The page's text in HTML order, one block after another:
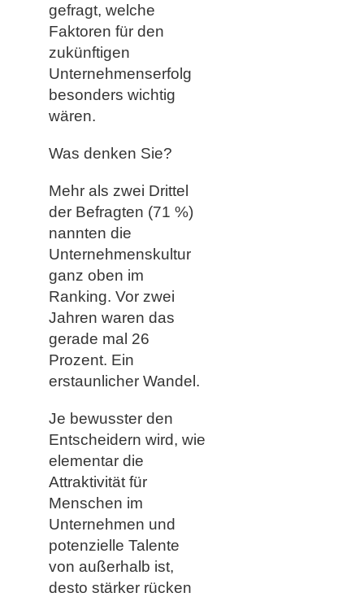
gefragt, welche
Faktoren für den
zukünftigen
Unternehmenserfolg
besonders wichtig
wären.
Was denken Sie?
Mehr als zwei Drittel
der Befragten (71 %)
nannten die
Unternehmenskultur
ganz oben im
Ranking. Vor zwei
Jahren waren das
gerade mal 26
Prozent. Ein
erstaunlicher Wandel.
Je bewusster den
Entscheidern wird, wie
elementar die
Attraktivität für
Menschen im
Unternehmen und
potenzielle Talente
von außerhalb ist,
desto stärker rücken